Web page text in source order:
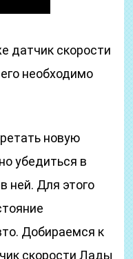
датчик скорости
необходимо
новую
убедиться в
ней. Для этого
Добираемся к
скорости Лады